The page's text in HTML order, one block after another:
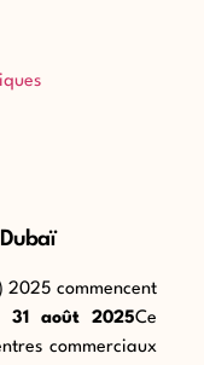
2025 commencent
31 août 2025Ce
commerciaux